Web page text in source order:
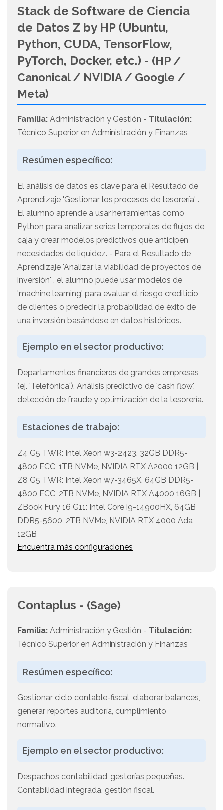
Stack de Software de Ciencia
de Datos Z by HP (Ubuntu,
Python, CUDA, TensorFlow,
PyTorch, Docker, etc.) - (HP /
Canonical / NVIDIA / Google /
Meta)
Familia: Administración y Gestión - Titulación:
Técnico Superior en Administración y Finanzas
Resúmen específico:
El análisis de datos es clave para el Resultado de
Aprendizaje 'Gestionar los procesos de tesorería' .
El alumno aprende a usar herramientas como
Python para analizar series temporales de flujos de
caja y crear modelos predictivos que anticipen
necesidades de liquidez. - Para el Resultado de
Aprendizaje 'Analizar la viabilidad de proyectos de
inversión' , el alumno puede usar modelos de
'machine learning' para evaluar el riesgo crediticio
de clientes o predecir la probabilidad de éxito de
una inversión basándose en datos históricos.
Ejemplo en el sector productivo:
Departamentos financieros de grandes empresas
(ej. 'Telefónica'). Análisis predictivo de 'cash flow',
detección de fraude y optimización de la tesorería.
Estaciones de trabajo:
Z4 G5 TWR: Intel Xeon w3-2423, 32GB DDR5-
4800 ECC, 1TB NVMe, NVIDIA RTX A2000 12GB |
Z8 G5 TWR: Intel Xeon w7-3465X, 64GB DDR5-
4800 ECC, 2TB NVMe, NVIDIA RTX A4000 16GB |
ZBook Fury 16 G11: Intel Core i9-14900HX, 64GB
DDR5-5600, 2TB NVMe, NVIDIA RTX 4000 Ada
12GB
Encuentra más configuraciones
Contaplus - (Sage)
Familia: Administración y Gestión - Titulación:
Técnico Superior en Administración y Finanzas
Resúmen específico:
Gestionar ciclo contable-fiscal, elaborar balances,
generar reportes auditoría, cumplimiento
normativo.
Ejemplo en el sector productivo:
Despachos contabilidad, gestorías pequeñas.
Contabilidad integrada, gestión fiscal.